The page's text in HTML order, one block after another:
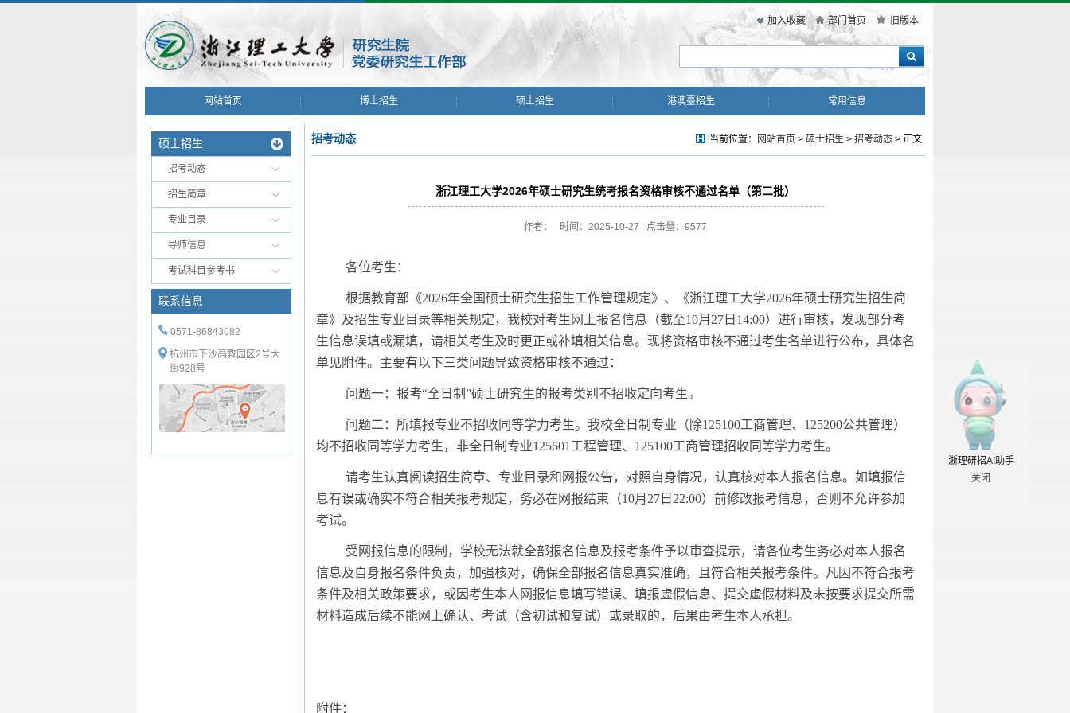
浙理研招AI助手
关闭
加入收藏 部门首页 旧版本
网站首页 博士招生 硕士招生 港澳臺招生 常用信息
硕士招生
招考动态
招生简章
专业目录
导师信息
考试科目参考书
联系信息
0571-86843082
杭州市下沙高教园区2号大
街928号
招考动态 当前位置： 网站首页 > 硕士招生 > 招考动态 > 正文
浙江理工大学2026年硕士研究生统考报名资格审核不通过名单（第二批）
作者： 时间：2025-10-27 点击量： 9577
各位考生：
根据教育部《2026年全国硕士研究生招生工作管理规定》、《浙江理工大学2026年硕士研究生招生简
章》及招生专业目录等相关规定，我校对考生网上报名信息（截至10月 27 日 14:00）进行审核，发现部分考
生信息误填或漏填，请相关考生及时更正或补填相关信息。现将资格审核不通过考生名单进行公布，具体名
单见附件。主要有以下三类问题导致资格审核不通过：
问题一： 报考“全日制”硕士研究生的报考类别 不招收定向考生。
问题二：所填报专业不招收同等学力考生。我校全日制专业（除125100工商管理、 125200公共管理）
均不招收同等学力考生，非全日制专业125601工程管理、125100工商管理招收同等学力考生。
请考生认真阅读招生简章、专业目录和网报公告，对照自身情况，认真核对本人报名信息。如填报信
息有误或确实不符合相关报考规定，务必在网报结束（10月27 日 22:00）前修改报考信息，否则不允许参加
考试。
受网报信息的限制，学校无法就全部报名信息及报考条件予以审查提示，请各位考生务必对本人报名
信息及自身报名条件负责，加强核对，确保全部报名信息真实准确，且符合相关报考条件。凡因不符合报考
条件及相关政策要求，或因考生本人网报信息填写错误、填报虚假信息、提交虚假材料及未按要求提交所需
材料造成后续不能网上确认、考试（含初试和复试）或录取的，后果由考生本人承担。
附件：